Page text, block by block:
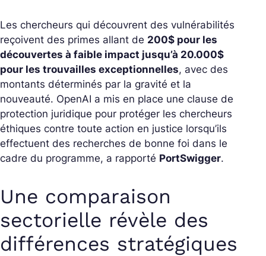
Les chercheurs qui découvrent des vulnérabilités
reçoivent des primes allant de 200$ pour les
découvertes à faible impact jusqu’à 20.000$
pour les trouvailles exceptionnelles, avec des
montants déterminés par la gravité et la
nouveauté. OpenAI a mis en place une clause de
protection juridique pour protéger les chercheurs
éthiques contre toute action en justice lorsqu’ils
effectuent des recherches de bonne foi dans le
cadre du programme, a rapporté PortSwigger.
Une comparaison
sectorielle révèle des
différences stratégiques